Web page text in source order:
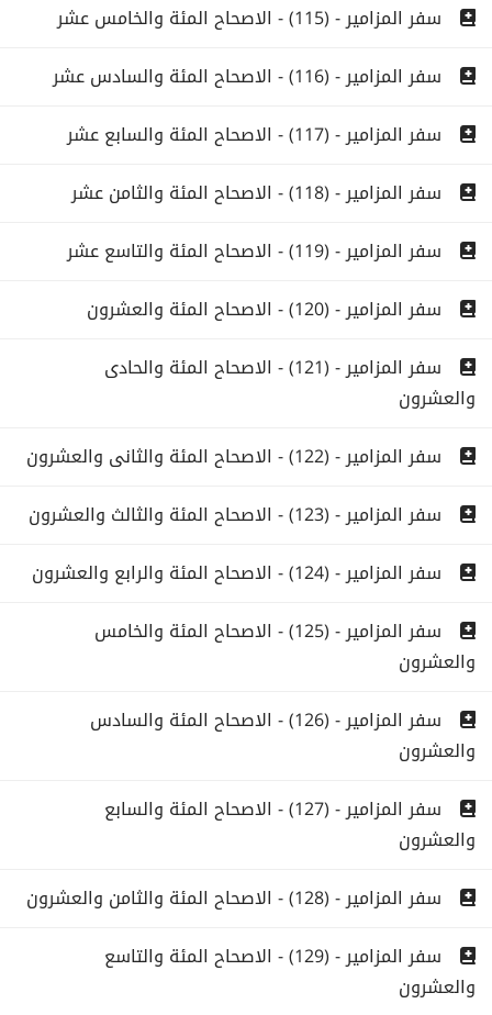
سفر المزامير - (115) - الاصحاح المئة والخامس عشر
سفر المزامير - (116) - الاصحاح المئة والسادس عشر
سفر المزامير - (117) - الاصحاح المئة والسابع عشر
سفر المزامير - (118) - الاصحاح المئة والثامن عشر
سفر المزامير - (119) - الاصحاح المئة والتاسع عشر
سفر المزامير - (120) - الاصحاح المئة والعشرون
سفر المزامير - (121) - الاصحاح المئة والحادى
والعشرون
سفر المزامير - (122) - الاصحاح المئة والثانى والعشرون
سفر المزامير - (123) - الاصحاح المئة والثالث والعشرون
سفر المزامير - (124) - الاصحاح المئة والرابع والعشرون
سفر المزامير - (125) - الاصحاح المئة والخامس
والعشرون
سفر المزامير - (126) - الاصحاح المئة والسادس
والعشرون
سفر المزامير - (127) - الاصحاح المئة والسابع
والعشرون
سفر المزامير - (128) - الاصحاح المئة والثامن والعشرون
سفر المزامير - (129) - الاصحاح المئة والتاسع
والعشرون